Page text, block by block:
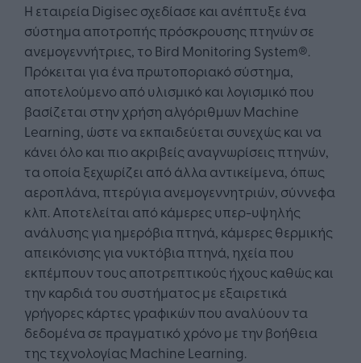
Η εταιρεία Digisec σχεδίασε και ανέπτυξε ένα
σύστημα αποτροπής πρόσκρουσης πτηνών σε
ανεμογεννήτριες, το Bird Monitoring System®.
Πρόκειται για ένα πρωτοποριακό σύστημα,
αποτελούμενο από υλισμικό και λογισμικό που
βασίζεται στην χρήση αλγόριθμων Machine
Learning, ώστε να εκπαιδεύεται συνεχώς και να
κάνει όλο και πιο ακριβείς αναγνωρίσεις πτηνών,
τα οποία ξεχωρίζει από άλλα αντικείμενα, όπως
αεροπλάνα, πτερύγια ανεμογεννητριών, σύννεφα
κλπ. Αποτελείται από κάμερες υπερ-υψηλής
ανάλυσης για ημερόβια πτηνά, κάμερες θερμικής
απεικόνισης για νυκτόβια πτηνά, ηχεία που
εκπέμπουν τους αποτρεπτικούς ήχους καθώς και
την καρδιά του συστήματος με εξαιρετικά
γρήγορες κάρτες γραφικών που αναλύουν τα
δεδομένα σε πραγματικό χρόνο με την βοήθεια
της τεχνολογίας Machine Learning.